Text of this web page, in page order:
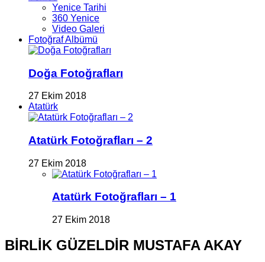
Yenice Tarihi
360 Yenice
Video Galeri
Fotoğraf Albümü
Doğa Fotoğrafları
27 Ekim 2018
Atatürk
Atatürk Fotoğrafları – 2
27 Ekim 2018
Atatürk Fotoğrafları – 1
27 Ekim 2018
BİRLİK GÜZELDİR MUSTAFA AKAY